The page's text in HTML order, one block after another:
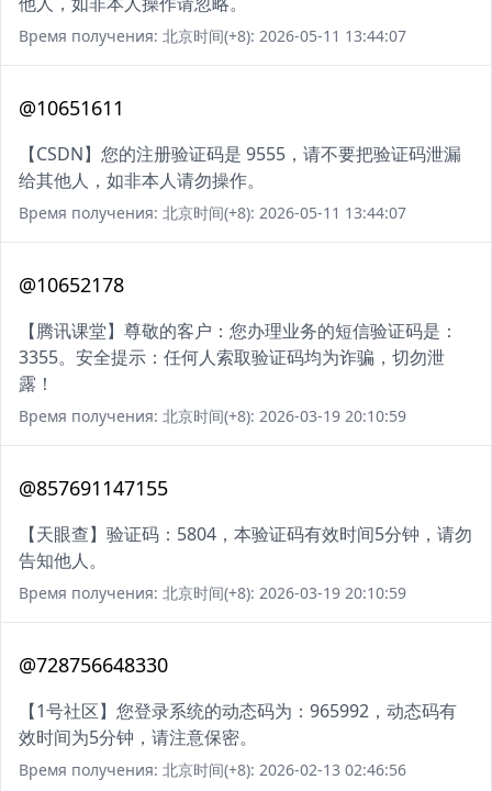
Время получения: 北京时间(+8): 2026-05-11 13:44:07
@10651611
【CSDN】您的注册验证码是 9555，请不要把验证码泄漏
给其他人，如非本人请勿操作。
Время получения: 北京时间(+8): 2026-05-11 13:44:07
@10652178
【腾讯课堂】尊敬的客户：您办理业务的短信验证码是：
3355。安全提示：任何人索取验证码均为诈骗，切勿泄
露！
Время получения: 北京时间(+8): 2026-03-19 20:10:59
@857691147155
【天眼查】验证码：5804，本验证码有效时间5分钟，请勿
告知他人。
Время получения: 北京时间(+8): 2026-03-19 20:10:59
@728756648330
【1号社区】您登录系统的动态码为：965992，动态码有
效时间为5分钟，请注意保密。
Время получения: 北京时间(+8): 2026-02-13 02:46:56